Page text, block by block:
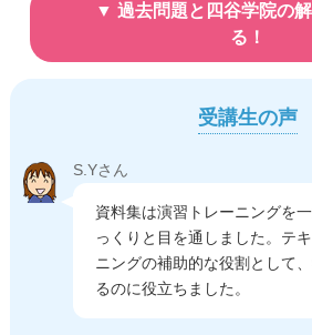
過去問題と四谷学院の
る！
受講生の声
S.Yさん
資料集は演習トレーニングを
っくりと目を通しました。テ
ニングの補助的な役割として
るのに役立ちました。